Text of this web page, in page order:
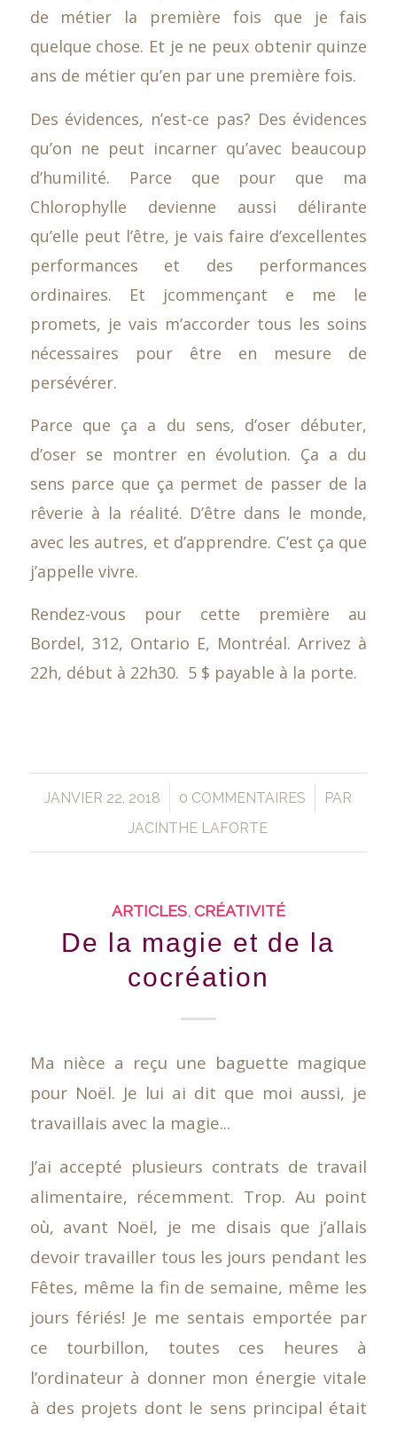
de métier la première fois que je fais
quelque chose. Et je ne peux obtenir quinze
ans de métier qu’en par une première fois.
Des évidences, n’est-ce pas? Des évidences
qu’on ne peut incarner qu’avec beaucoup
d’humilité. Parce que pour que ma
Chlorophylle devienne aussi délirante
qu’elle peut l’être, je vais faire d’excellentes
performances et des performances
ordinaires. Et jcommençant e me le
promets, je vais m’accorder tous les soins
nécessaires pour être en mesure de
persévérer.
Parce que ça a du sens, d’oser débuter,
d’oser se montrer en évolution. Ça a du
sens parce que ça permet de passer de la
rêverie à la réalité. D’être dans le monde,
avec les autres, et d’apprendre. C’est ça que
j’appelle vivre.
Rendez-vous pour cette première au
Bordel, 312, Ontario E, Montréal. Arrivez à
22h, début à 22h30. 5 $ payable à la porte.
JANVIER 22, 2018
/ 0 COMMENTAIRES
/
PAR
JACINTHE LAFORTE
ARTICLES,CRÉATIVITÉ
De la magie et de la
cocréation
Ma nièce a reçu une baguette magique
pour Noël. Je lui ai dit que moi aussi, je
travaillais avec la magie...
J’ai accepté plusieurs contrats de travail
alimentaire, récemment. Trop. Au point
où, avant Noël, je me disais que j’allais
devoir travailler tous les jours pendant les
Fêtes, même la fin de semaine, même les
jours fériés! Je me sentais emportée par
ce tourbillon, toutes ces heures à
l’ordinateur à donner mon énergie vitale
à des projets dont le sens principal était